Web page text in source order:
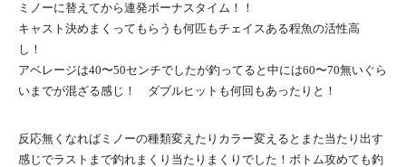
ミノーに替えてから連発ボーナスタイム！！
キャスト決めまくってもらうも何匹もチェイスある程魚の活性高
し！
アベレージは40〜50センチでしたが釣ってると中には60〜70無いぐら
いまでが混ざる感じ！ ダブルヒットも何回もあったりと！
反応無くなればミノーの種類変えたりカラー変えるとまた当たり出す
感じでラストまで釣れまくり当たりまくりでした！ボトム攻めても釣